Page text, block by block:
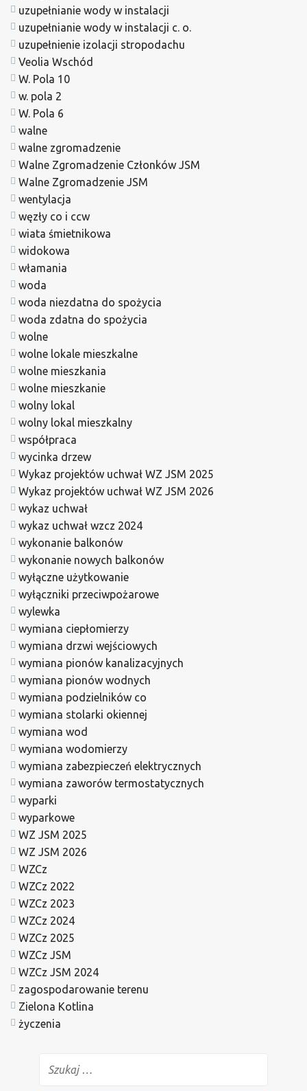
uzupełnianie wody w instalacji
uzupełnianie wody w instalacji c. o.
uzupełnienie izolacji stropodachu
Veolia Wschód
W. Pola 10
w. pola 2
W. Pola 6
walne
walne zgromadzenie
Walne Zgromadzenie Członków JSM
Walne Zgromadzenie JSM
wentylacja
węzły co i ccw
wiata śmietnikowa
widokowa
włamania
woda
woda niezdatna do spożycia
woda zdatna do spożycia
wolne
wolne lokale mieszkalne
wolne mieszkania
wolne mieszkanie
wolny lokal
wolny lokal mieszkalny
współpraca
wycinka drzew
Wykaz projektów uchwał WZ JSM 2025
Wykaz projektów uchwał WZ JSM 2026
wykaz uchwał
wykaz uchwał wzcz 2024
wykonanie balkonów
wykonanie nowych balkonów
wyłączne użytkowanie
wyłączniki przeciwpożarowe
wylewka
wymiana ciepłomierzy
wymiana drzwi wejściowych
wymiana pionów kanalizacyjnych
wymiana pionów wodnych
wymiana podzielników co
wymiana stolarki okiennej
wymiana wod
wymiana wodomierzy
wymiana zabezpieczeń elektrycznych
wymiana zaworów termostatycznych
wyparki
wyparkowe
WZ JSM 2025
WZ JSM 2026
WZCz
WZCz 2022
WZCz 2023
WZCz 2024
WZCz 2025
WZCz JSM
WZCz JSM 2024
zagospodarowanie terenu
Zielona Kotlina
życzenia